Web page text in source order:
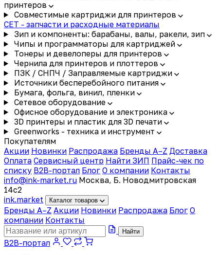
принтеров
Совместимые картриджи для принтеров
CET - запчасти и расходные материалы
Зип и компоненты: барабаны, валы, ракели, зип
Чипы и программаторы для картриджей
Тонеры и девелоперы для принтеров
Чернила для принтеров и плоттеров
ПЗК / СНПЧ / Заправляемые картриджи
Источники бесперебойного питания
Бумага, фольга, винил, пленки
Сетевое оборудование
Офисное оборудование и электроника
3D принтеры и пластик для 3D печати
Greenworks - техника и инструмент
Покупателям
Акции Новинки Распродажа Бренды A–Z Доставка
Оплата Сервисный центр Найти ЗИП Прайс-чек по
списку B2B-портал Блог О компании Контакты
info@ink-market.ru Москва, Б. Новодмитровская
14с2
ink.market Каталог товаров
Бренды A–Z Акции Новинки Распродажа Блог О
компании Контакты
Найти
B2B-портал